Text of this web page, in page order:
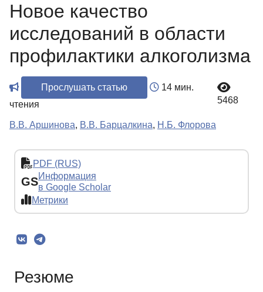
Новое качество
исследований в области
профилактики алкоголизма
Прослушать статью
14 мин.
чтения
5468
В.В. Аршинова, В.В. Барцалкина, Н.Б. Флорова
PDF (RUS)
GSИнформация
в Google Scholar
Метрики
Резюме